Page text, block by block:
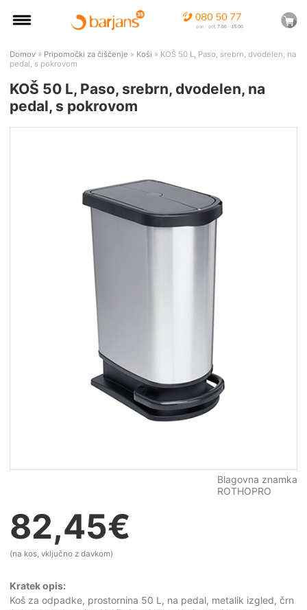
Domov » Pripomočki za čiščenje » Koši » KOŠ 50 L, Paso, srebrn, dvodelen, na
pedal, s pokrovom
KOŠ 50 L, Paso, srebrn, dvodelen, na
pedal, s pokrovom
Blagovna znamka
ROTHOPRO
82,45€
(na kos, vključno z davkom)
Kratek opis:
Koš za odpadke, prostornina 50 L, na pedal, metalik izgled, črn